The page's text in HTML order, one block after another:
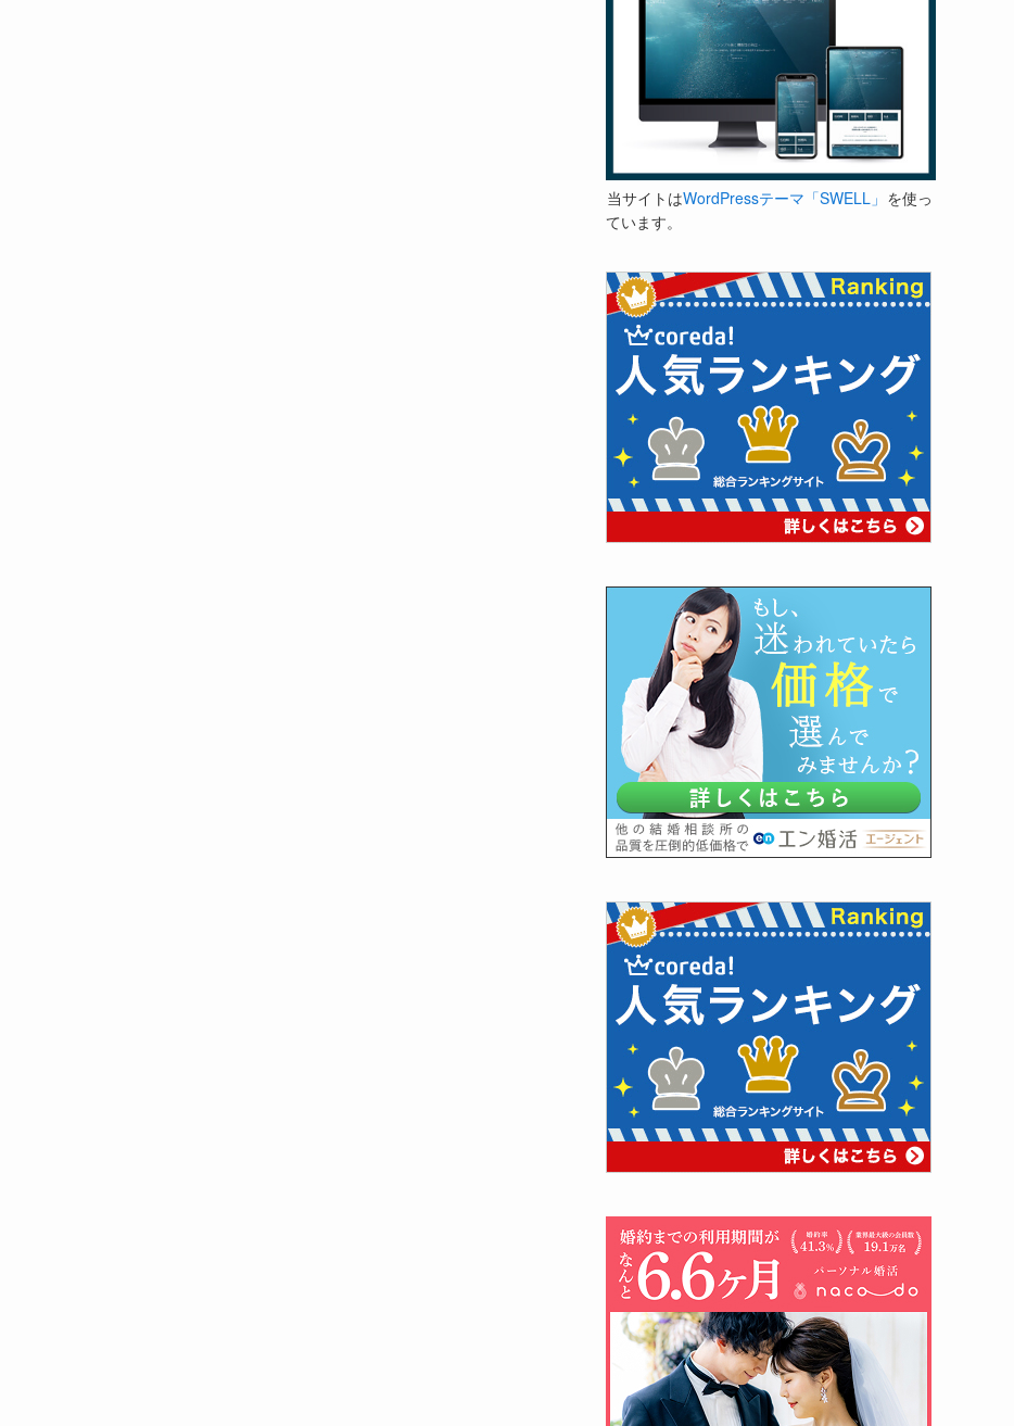
当サイトはWordPressテーマ「SWELL」 を使っ
ています。